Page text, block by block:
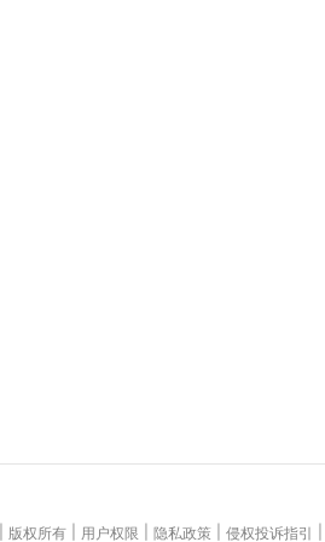
版权所有 用户权限 隐私政策 侵权投诉指引